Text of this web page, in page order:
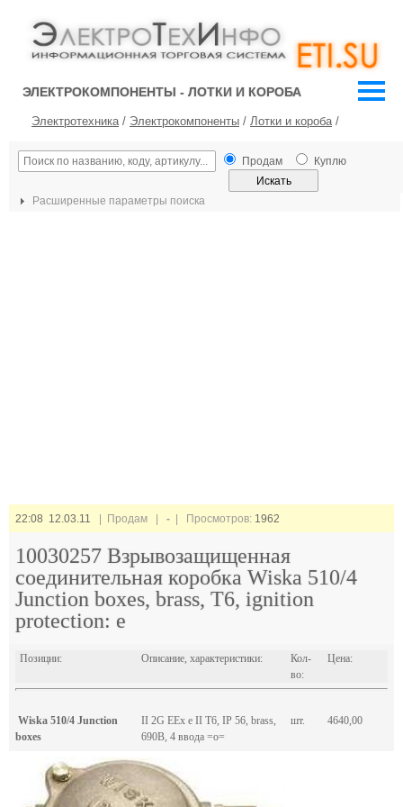
ЭЛЕКТРОКОМПОНЕНТЫ - ЛОТКИ И КОРОБА
Электротехника/ Электрокомпоненты / Лотки и короба/
Продам Куплю
Расширенные параметры поиска
22:08 12.03.11 | Продам | - | Просмотров: 1962
10030257 Взрывозащищенная
соединительная коробка Wiska 510/4
Junction boxes, brass, T6, ignition
protection: e
Позиции: Описание, характеристики:
Кол-
во:
Цена:
Wiska 510/4 Junction
boxes
II 2G EEx e II T6, IP 56, brass,
690В, 4 ввода =о=
шт. 4640,00